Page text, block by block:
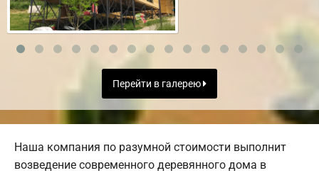
Перейти в галерею
Наша компания по разумной стоимости выполнит
возведение современного деревянного дома в